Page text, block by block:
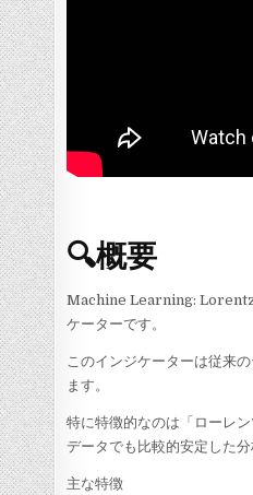
🔍概要
Machine Learning:
ケーターです。
このインジケーターは従来
ます。
特に特徴的なのは「ローレ
データでも比較的安定した分
主な特徴